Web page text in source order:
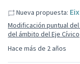
Hace más de 2 años
Nueva propuesta:
Modificación puntual
del ámbito del Eje Cívico